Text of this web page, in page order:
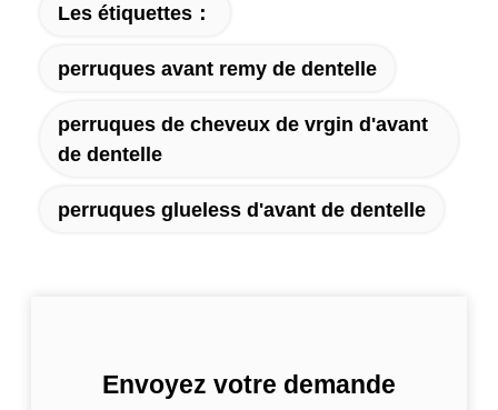
Les étiquettes：
perruques avant remy de dentelle
perruques de cheveux de vrgin d'avant
de dentelle
perruques glueless d'avant de dentelle
Envoyez votre demande